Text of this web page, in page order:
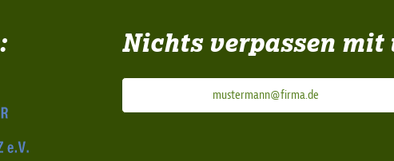
Nichts verpassen mit